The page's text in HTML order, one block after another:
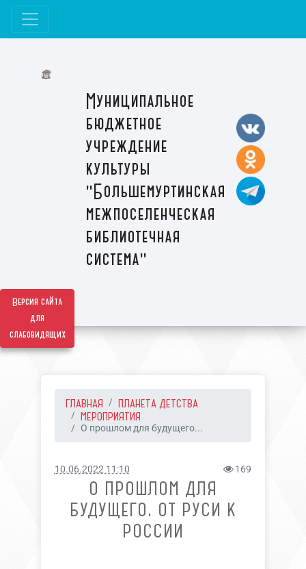
Версия сайта
для
слабовидящих
Муниципальное
бюджетное
учреждение
культуры
"Большемуртинская
межпоселенческая
библиотечная
система"
ГЛАВНАЯ
ПЛАНЕТА ДЕТСТВА
МЕРОПРИЯТИЯ
О прошлом для будущего...
10.06.2022 11:10 169
О ПРОШЛОМ ДЛЯ
БУДУЩЕГО, ОТ РУСИ К
РОССИИ